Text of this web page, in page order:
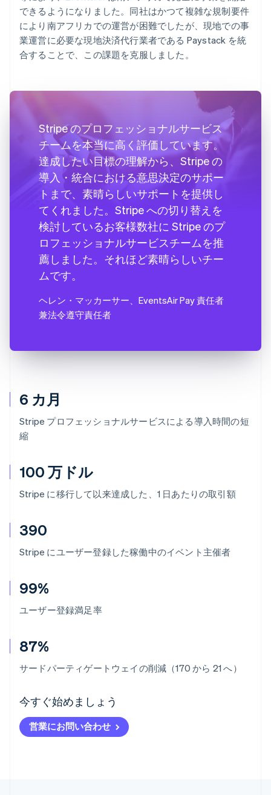
6 カ月
Stripe プロフェッショナルサービスによる導入時間の短
縮
100 万ドル
Stripe に移行して以来達成した、1 日あたりの取引額
390
Stripe にユーザー登録した稼働中のイベント主催者
99%
ユーザー登録満足率
87%
サードパーティゲートウェイの削減（170 から 21 へ）
今すぐ始めましょう
営業にお問い合わせ
できるようになりました。同社はかつて複雑な規制要件
により南アフリカでの運営が困難でしたが、現地での事
業運営に必要な現地決済代行業者である Paystack を統
合することで、この課題を克服しました。
Stripe のプロフェッショナルサービス
チームを本当に高く評価しています。
達成したい目標の理解から、Stripe の
導入・統合における意思決定のサポー
トまで、素晴らしいサポートを提供し
てくれました。Stripe への切り替えを
検討しているお客様数社に Stripe のプ
ロフェッショナルサービスチームを推
薦しました。それほど素晴らしいチー
ムです。
ヘレン・マッカーサー 、EventsAir Pay 責任者
兼法令遵守責任者
アイルランド
English
アメリカ
EnglishEspañol简体中文